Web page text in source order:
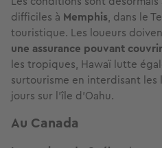
difficiles à Memphis, dans le
touristique. Les loueurs
une assurance pouvant
les tropiques, Hawaï lutte
surtourisme en interdisant les
jours sur l'île d'Oahu.
Au Canada